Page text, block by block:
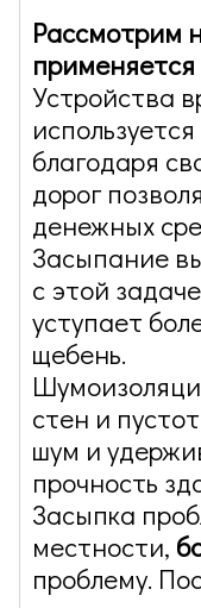
Рассмотрим
применяется
Устройства
благодаря
дорог
денежных
Засыпание
с этой
уступает
щебень.
стен и
шум и
прочность
Засыпка
местности,
проблему.